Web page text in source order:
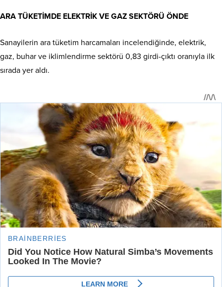
ARA TÜKETİMDE ELEKTRİK VE GAZ SEKTÖRÜ ÖNDE
Sanayilerin ara tüketim harcamaları incelendiğinde, elektrik,
gaz, buhar ve iklimlendirme sektörü 0,83 girdi-çıktı oranıyla ilk
sırada yer aldı.